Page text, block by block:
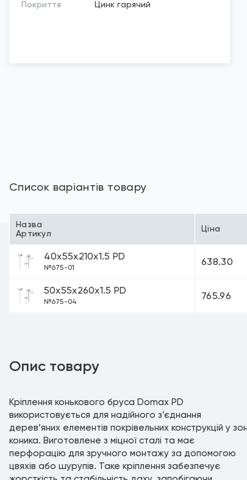
Покриття
Цинк гарячий
Список варіантів товару
Назва
Артикул
Ціна
40х55х210х1.5 PD
№675-01 638.30
50х55х260х1.5 PD
№675-04 765.96
Опис товару
Кріплення конькового бруса Domax PD
використовується для надійного з’єднання
дерев’яних елементів покрівельних конструкцій у
коника. Виготовлене з міцної сталі та має
перфорацію для зручного монтажу за допомогою
цвяхів або шурупів. Таке кріплення забезпечує